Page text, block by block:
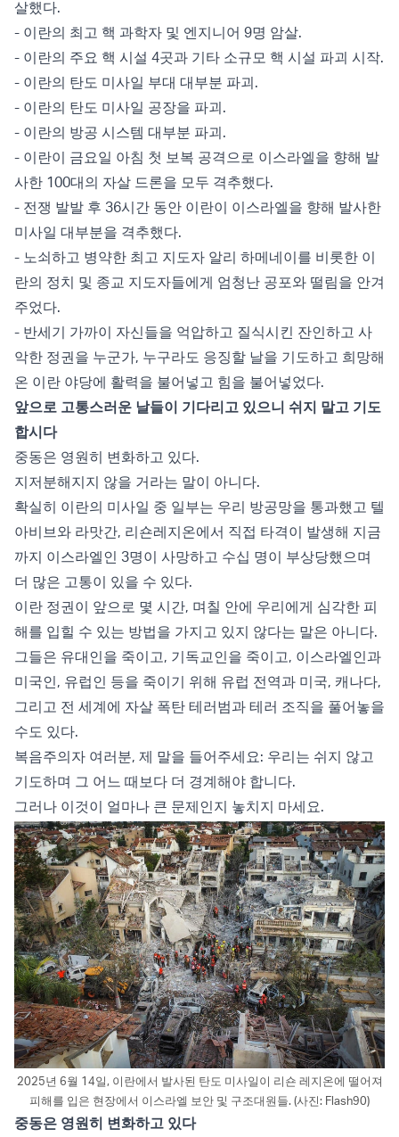
살했다.
- 이란의 최고 핵 과학자 및 엔지니어 9명 암살.
- 이란의 주요 핵 시설 4곳과 기타 소규모 핵 시설 파괴 시작.
- 이란의 탄도 미사일 부대 대부분 파괴.
- 이란의 탄도 미사일 공장을 파괴.
- 이란의 방공 시스템 대부분 파괴.
- 이란이 금요일 아침 첫 보복 공격으로 이스라엘을 향해 발
사한 100대의 자살 드론을 모두 격추했다.
- 전쟁 발발 후 36시간 동안 이란이 이스라엘을 향해 발사한
미사일 대부분을 격추했다.
- 노쇠하고 병약한 최고 지도자 알리 하메네이를 비롯한 이
란의 정치 및 종교 지도자들에게 엄청난 공포와 떨림을 안겨
주었다.
- 반세기 가까이 자신들을 억압하고 질식시킨 잔인하고 사
악한 정권을 누군가, 누구라도 응징할 날을 기도하고 희망해
온 이란 야당에 활력을 불어넣고 힘을 불어넣었다.
앞으로 고통스러운 날들이 기다리고 있으니 쉬지 말고 기도
합시다
중동은 영원히 변화하고 있다.
지저분해지지 않을 거라는 말이 아니다.
확실히 이란의 미사일 중 일부는 우리 방공망을 통과했고 텔
아비브와 라맛간, 리숀레지온에서 직접 타격이 발생해 지금
까지 이스라엘인 3명이 사망하고 수십 명이 부상당했으며
더 많은 고통이 있을 수 있다.
이란 정권이 앞으로 몇 시간, 며칠 안에 우리에게 심각한 피
해를 입힐 수 있는 방법을 가지고 있지 않다는 말은 아니다.
그들은 유대인을 죽이고, 기독교인을 죽이고, 이스라엘인과
미국인, 유럽인 등을 죽이기 위해 유럽 전역과 미국, 캐나다,
그리고 전 세계에 자살 폭탄 테러범과 테러 조직을 풀어놓을
수도 있다.
복음주의자 여러분, 제 말을 들어주세요: 우리는 쉬지 않고
기도하며 그 어느 때보다 더 경계해야 합니다.
그러나 이것이 얼마나 큰 문제인지 놓치지 마세요.
2025년 6월 14일, 이란에서 발사된 탄도 미사일이 리숀 레지온에 떨어져
피해를 입은 현장에서 이스라엘 보안 및 구조대원들. (사진: Flash90)
중동은 영원히 변화하고 있다